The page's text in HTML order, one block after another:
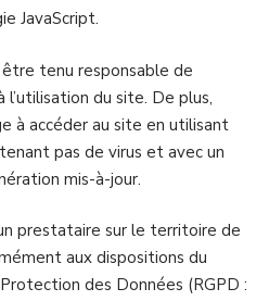
JavaScript.
tenu responsable de
du site. De plus,
à accéder au site en utilisant
pas de virus et avec un
mis-à-jour.
prestataire sur le territoire de
aux dispositions du
des Données (RGPD :